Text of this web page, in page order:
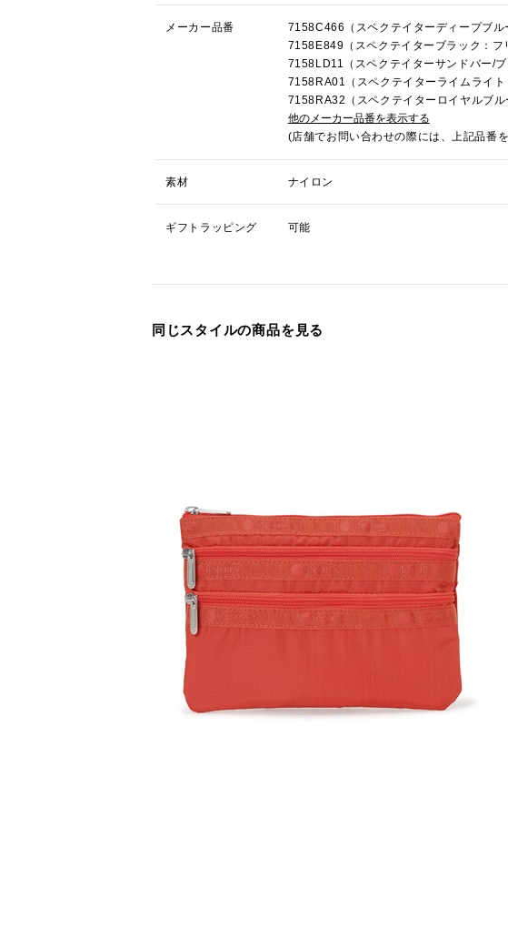
メーカー品番
7158C466（スペクテイターディープブル
7158E849（スペクテイターブラック：フ
7158LD11（スペクテイターサンドバー/ブ
7158RA01（スペクテイターライムライト
7158RA32（スペクテイターロイヤルブル
他のメーカー品番を表示する
(店舗でお問い合わせの際には、上記品番
素材 ナイロン
ギフトラッピング 可能
同じスタイルの商品を見る